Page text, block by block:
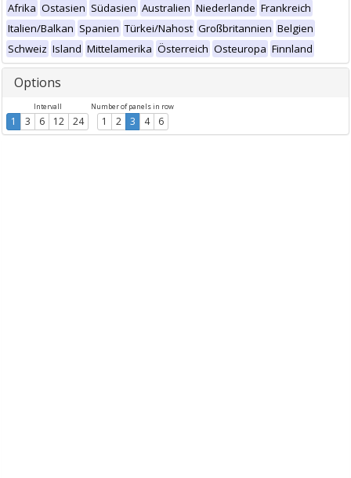
Afrika Ostasien Südasien Australien Niederlande Frankreich
Italien/Balkan Spanien Türkei/Nahost Großbritannien Belgien
Schweiz Island Mittelamerika Österreich Osteuropa Finnland
Options
Intervall
1 3 6 12 24
Number of panels in row
1 2 3 4 6